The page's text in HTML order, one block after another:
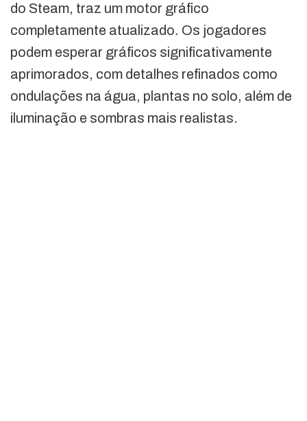
do Steam, traz um motor gráfico
completamente atualizado. Os jogadores
podem esperar gráficos significativamente
aprimorados, com detalhes refinados como
ondulações na água, plantas no solo, além de
iluminação e sombras mais realistas.